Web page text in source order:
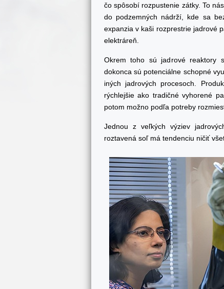
čo spôsobí rozpustenie zátky. To
do podzemných nádrží, kde sa
expanzia v kaši rozprestrie jadrové
elektráreň.
Okrem toho sú jadrové reaktory
dokonca sú potenciálne schopné
iných jadrových procesoch.
rýchlejšie ako tradičné vyhorené
potom možno podľa potreby
Jednou z veľkých výziev
roztavená soľ má tendenciu ničiť